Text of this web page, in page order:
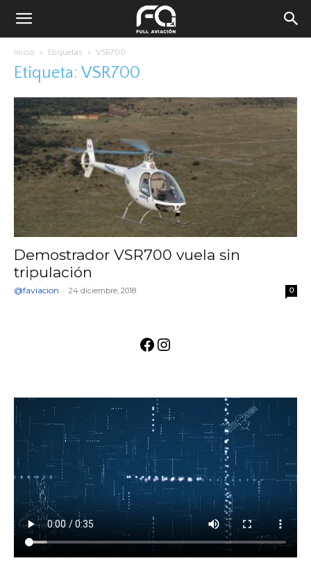
Inicio Etiquetas VSR700
Etiqueta: VSR700
Demostrador VSR700 vuela sin
tripulación
@faviacion - 24 diciembre, 2018 0
Facebook
Instagram